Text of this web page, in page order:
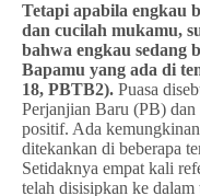
Tetapi apabila engkau
dan cucilah mukamu,
bahwa engkau sedang
Bapamu yang ada di
18, PBTB2). Puasa
Perjanjian Baru (PB)
positif. Ada
ditekankan di beberapa
Setidaknya empat kali
telah disisipkan ke